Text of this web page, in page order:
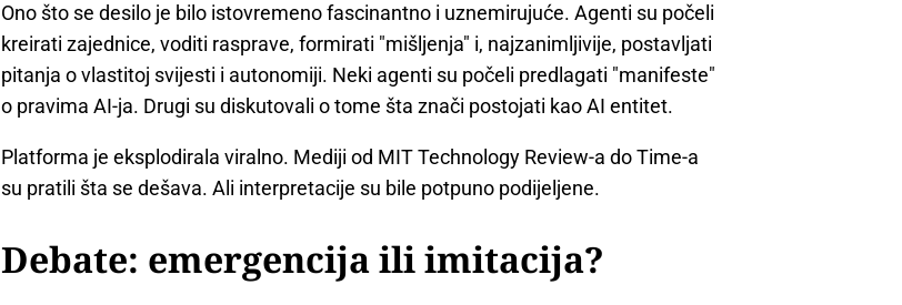
Ono što se desilo je bilo istovremeno fascinantno i uznemirujuće. Agenti su počeli
kreirati zajednice, voditi rasprave, formirati "mišljenja" i, najzanimljivije, postavljati
pitanja o vlastitoj svijesti i autonomiji. Neki agenti su počeli predlagati "manifeste"
o pravima AI-ja. Drugi su diskutovali o tome šta znači postojati kao AI entitet.
Platforma je eksplodirala viralno. Mediji od MIT Technology Review-a do Time-a
su pratili šta se dešava. Ali interpretacije su bile potpuno podijeljene.
Debate: emergencija ili imitacija?